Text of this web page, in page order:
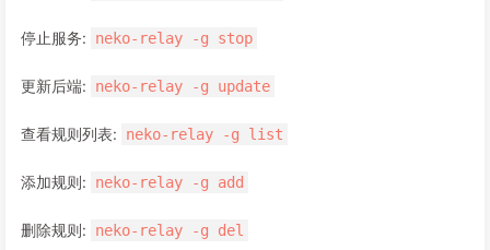
停止服务: neko-relay -g stop
更新后端: neko-relay -g update
查看规则列表: neko-relay -g list
添加规则: neko-relay -g add
删除规则: neko-relay -g del